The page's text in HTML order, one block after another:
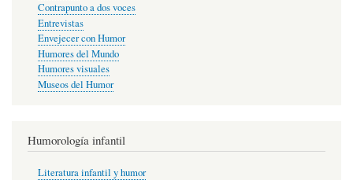
Contrapunto a dos voces
Entrevistas
Envejecer con Humor
Humores del Mundo
Humores visuales
Museos del Humor
Humorología infantil
Literatura infantil y humor